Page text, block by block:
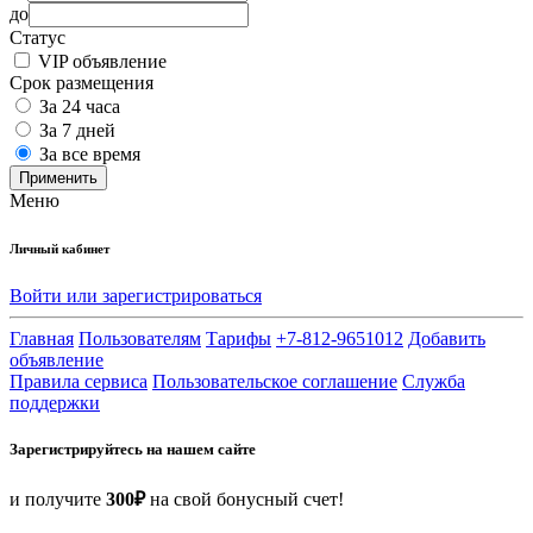
до
Статус
VIP объявление
Срок размещения
За 24 часа
За 7 дней
За все время
Применить
Меню
Личный кабинет
Войти или зарегистрироваться
Главная Пользователям Тарифы +7-812-9651012 Добавить
объявление
Правила сервиса Пользовательское соглашение Служба
поддержки
Зарегистрируйтесь на нашем сайте
и получите 300₽на свой бонусный счет!